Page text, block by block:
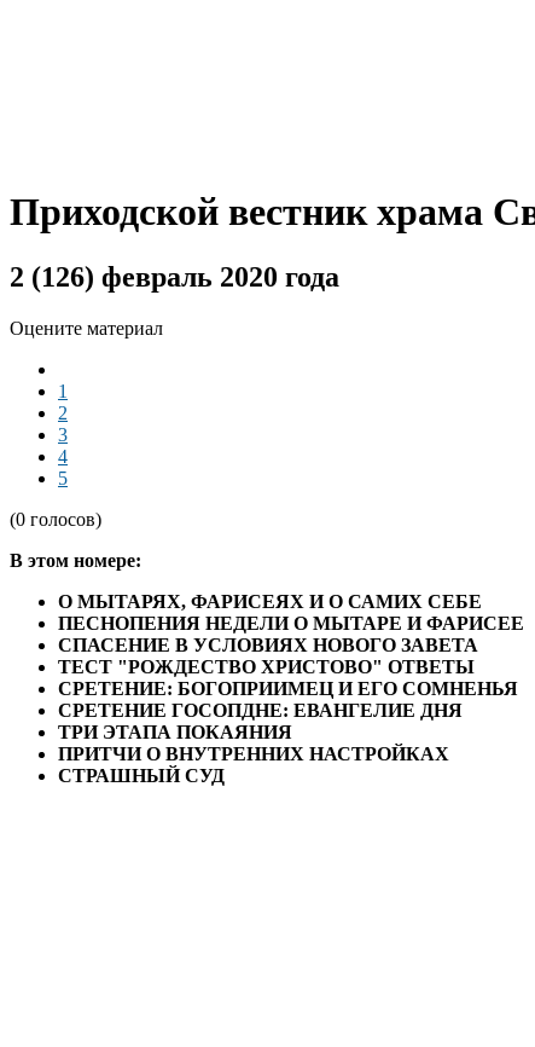
Приходской вестник храма
2 (126) февраль 2020 года
Оцените материал
1
2
3
4
5
(0 голосов)
В этом номере:
О МЫТАРЯХ, ФАРИСЕЯХ И О САМИХ СЕБЕ
ПЕСНОПЕНИЯ НЕДЕЛИ О МЫТАРЕ И ФАРИСЕЕ
СПАСЕНИЕ В УСЛОВИЯХ НОВОГО ЗАВЕТА
ТЕСТ "РОЖДЕСТВО ХРИСТОВО" ОТВЕТЫ
СРЕТЕНИЕ: БОГОПРИИМЕЦ И ЕГО СОМНЕНЬЯ
СРЕТЕНИЕ ГОСОПДНЕ: ЕВАНГЕЛИЕ ДНЯ
ТРИ ЭТАПА ПОКАЯНИЯ
ПРИТЧИ О ВНУТРЕННИХ НАСТРОЙКАХ
СТРАШНЫЙ СУД